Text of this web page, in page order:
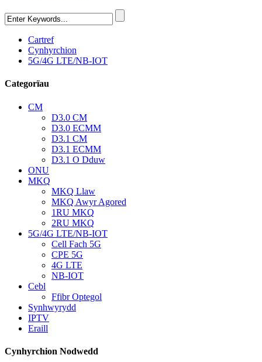
Cartref
Cynhyrchion
5G/4G LTE/NB-IOT
Categorïau
CM
D3.0 CM
D3.0 ECMM
D3.1 CM
D3.1 ECMM
D3.1 O Dduw
ONU
MKQ
MKQ Llaw
MKQ Awyr Agored
1RU MKQ
2RU MKQ
5G/4G LTE/NB-IOT
Cell Fach 5G
CPE 5G
4G LTE
NB-IOT
Cebl
Ffibr Optegol
Synhwyrydd
IPTV
Eraill
Cynhyrchion Nodwedd